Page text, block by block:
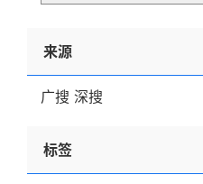
来源
广搜 深搜
标签